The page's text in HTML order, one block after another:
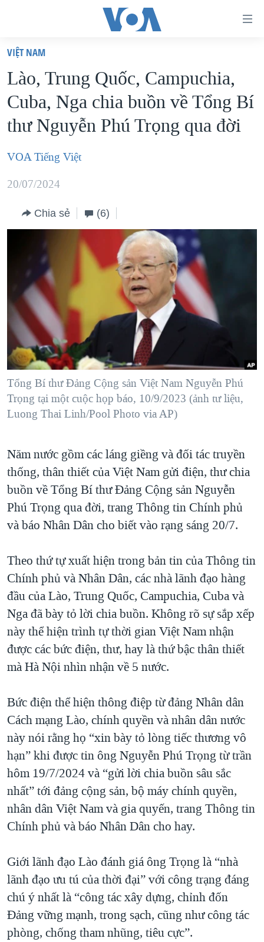
truy
cập
Tới
nội
chính
điều
hướng
chính
"Tìm"
VIỆT NAM
HOA KỲ
BIỂN ĐÔNG
THẾ GIỚI
DIỄN ĐÀN
MỤC
VẠCH TRẦN TIN GIẢ
NGƯỜI VIỆT HẢI NGOẠI
ĐỜI SỐNG
KINH TẾ
KHOA HỌC
SỨC KHOẺ
VĂN HOÁ
THỂ THAO
CHUYÊN ĐỀ
CHIẾN TRANH THƯƠNG MẠI CỦA MỸ: QUÁ KHỨ VÀ HIỆN
HÀNH TRÌNH BẦU CỬ 2024
MỘT NĂM CHIẾN TRANH TẠI DẢI GAZA
GIẢI MÃ VÀNH ĐAI & CON ĐƯỜNG
NGÀY TỊ NẠN THẾ GIỚI
GROUND ZERO – XƯA VÀ NAY
CHI PHÍ CHIẾN TRANH AFGHANISTAN
THƯỢNG ĐỈNH TRUMP-KIM TẠI VIỆT NAM
TRỊNH VĨNH BÌNH VS. CHÍNH PHỦ VIỆT NAM
NGƯ DÂN VIỆT VÀ LÀN SÓNG TRỘM HẢI SÂM
BÊN KIA QUỐC LỘ: TIẾNG VỌNG TỪ NÔNG THÔN MỸ
HỌC TIẾNG ANH
VIDEO
NGHE
MẠNG XÃ HỘI
Ngôn ngữ khác
VIỆT NAM
Lào, Trung Quốc, Campuchia,
Cuba, Nga chia buồn về Tổng Bí
thư Nguyễn Phú Trọng qua đời
VOA Tiếng Việt
20/07/2024
Chia sẻ (6)
Tổng Bí thư Đảng Cộng sản Việt Nam Nguyễn Phú
Trọng tại một cuộc họp báo, 10/9/2023 (ảnh tư liệu,
Luong Thai Linh/Pool Photo via AP)
Năm nước gồm các láng giềng và đối tác truyền
thống, thân thiết của Việt Nam gửi điện, thư chia
buồn về Tổng Bí thư Đảng Cộng sản Nguyễn
Phú Trọng qua đời, trang Thông tin Chính phủ
và báo Nhân Dân cho biết vào rạng sáng 20/7.
Theo thứ tự xuất hiện trong bản tin của Thông tin
Chính phủ và Nhân Dân, các nhà lãnh đạo hàng
đầu của Lào, Trung Quốc, Campuchia, Cuba và
Nga đã bày tỏ lời chia buồn. Không rõ sự sắp xếp
này thể hiện trình tự thời gian Việt Nam nhận
được các bức điện, thư, hay là thứ bậc thân thiết
mà Hà Nội nhìn nhận về 5 nước.
Bức điện thể hiện thông điệp từ đảng Nhân dân
Cách mạng Lào, chính quyền và nhân dân nước
này nói rằng họ “xin bày tỏ lòng tiếc thương vô
hạn” khi được tin ông Nguyễn Phú Trọng từ trần
hôm 19/7/2024 và “gửi lời chia buồn sâu sắc
nhất” tới đảng cộng sản, bộ máy chính quyền,
nhân dân Việt Nam và gia quyến, trang Thông tin
Chính phủ và báo Nhân Dân cho hay.
Giới lãnh đạo Lào đánh giá ông Trọng là “nhà
lãnh đạo ưu tú của thời đại” với công trạng đáng
chú ý nhất là “công tác xây dựng, chỉnh đốn
Đảng vững mạnh, trong sạch, cũng như công tác
phòng, chống tham nhũng, tiêu cực”.